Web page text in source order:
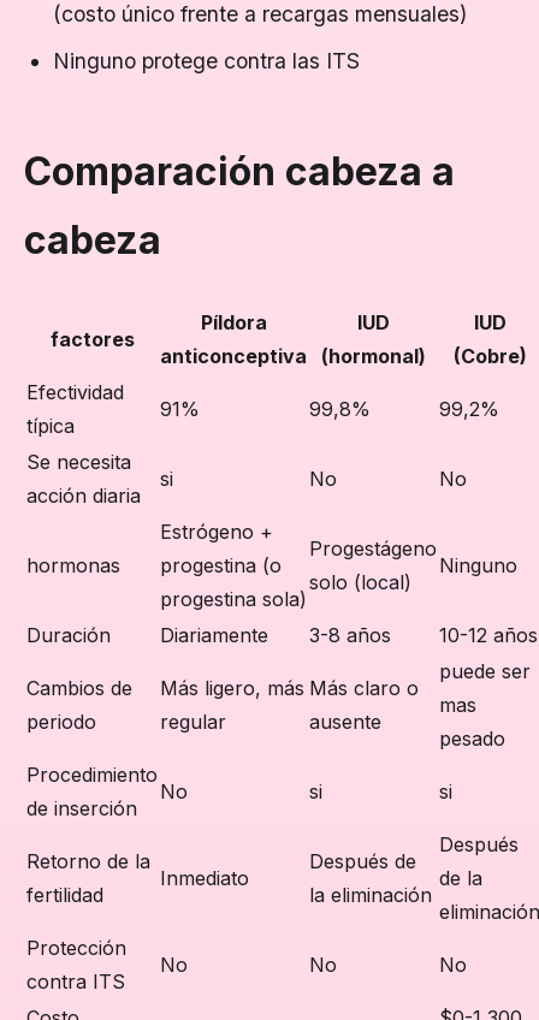
(costo único frente a recargas mensuales)
Ninguno protege contra las ITS
Comparación cabeza a
cabeza
factores
Píldora
anticonceptiva
IUD
(hormonal)
IUD
(Cobre)
Efectividad
típica
91% 99,8% 99,2%
Se necesita
acción diaria
si No No
hormonas
Estrógeno +
progestina (o
progestina sola)
Progestágeno
solo (local)
Ninguno
Duración Diariamente 3-8 años 10-12 años
Cambios de
periodo
Más ligero, más
regular
Más claro o
ausente
puede ser
mas
pesado
Procedimiento
de inserción
No si si
Retorno de la
fertilidad
Inmediato
Después de
la eliminación
Después
de la
eliminación
Protección
contra ITS
No No No